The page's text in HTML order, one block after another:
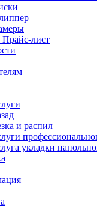
Прайс-лист
и распил
укладки